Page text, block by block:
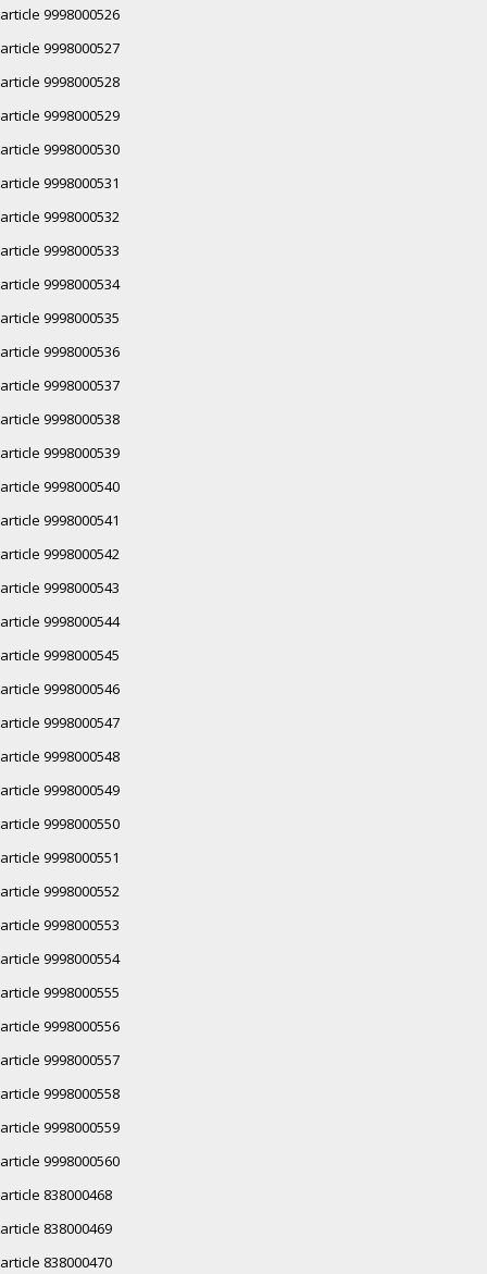
article 9998000526
article 9998000527
article 9998000528
article 9998000529
article 9998000530
article 9998000531
article 9998000532
article 9998000533
article 9998000534
article 9998000535
article 9998000536
article 9998000537
article 9998000538
article 9998000539
article 9998000540
article 9998000541
article 9998000542
article 9998000543
article 9998000544
article 9998000545
article 9998000546
article 9998000547
article 9998000548
article 9998000549
article 9998000550
article 9998000551
article 9998000552
article 9998000553
article 9998000554
article 9998000555
article 9998000556
article 9998000557
article 9998000558
article 9998000559
article 9998000560
article 838000468
article 838000469
article 838000470